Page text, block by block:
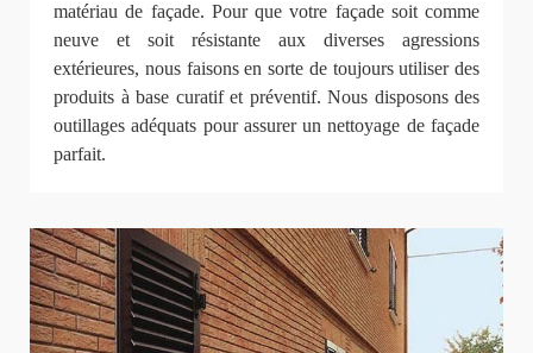
matériau de façade. Pour que votre façade soit comme
neuve et soit résistante aux diverses agressions
extérieures, nous faisons en sorte de toujours utiliser des
produits à base curatif et préventif. Nous disposons des
outillages adéquats pour assurer un nettoyage de façade
parfait.